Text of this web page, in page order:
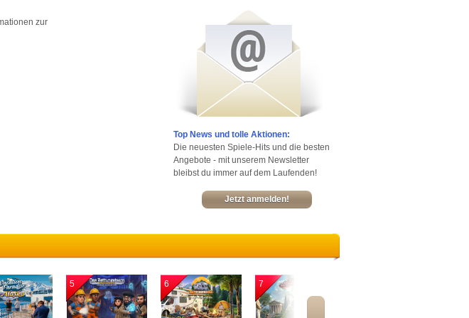
zur
Top News und tolle Aktionen:
Die neuesten Spiele-Hits und die besten
Angebote - mit unserem Newsletter
bleibst du immer auf dem Laufenden!
Jetzt anmelden!
5 6 7